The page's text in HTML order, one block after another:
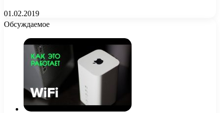
01.02.2019
Обсуждаемое